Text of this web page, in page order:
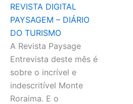
REVISTA DIGITAL
PAYSAGEM – DIÁRIO
DO TURISMO
A Revista Paysage
Entrevista deste mês é
sobre o incrível e
indescritível Monte
Roraima. E o